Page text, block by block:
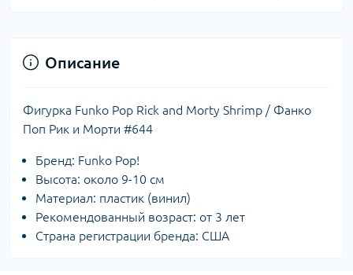
Описание
Фигурка Funko Pop Rick and Morty Shrimp / Фанко
Поп Рик и Морти #644
Бренд: Funko Pop!
Высота: около 9-10 см
Материал: пластик (винил)
Рекомендованный возраст: от 3 лет
Страна регистрации бренда: США